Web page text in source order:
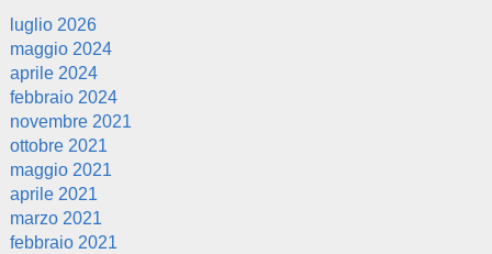
luglio 2026
maggio 2024
aprile 2024
febbraio 2024
novembre 2021
ottobre 2021
maggio 2021
aprile 2021
marzo 2021
febbraio 2021